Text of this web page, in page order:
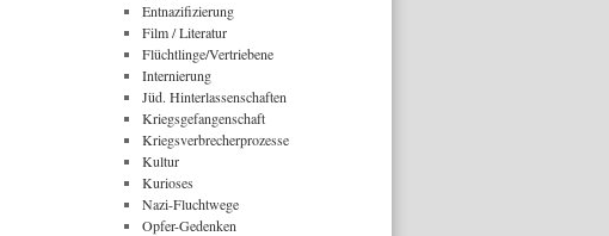
Entnazifizierung
Film / Literatur
Flüchtlinge/Vertriebene
Internierung
Jüd. Hinterlassenschaften
Kriegsgefangenschaft
Kriegsverbrecherprozesse
Kultur
Kurioses
Nazi-Fluchtwege
Opfer-Gedenken